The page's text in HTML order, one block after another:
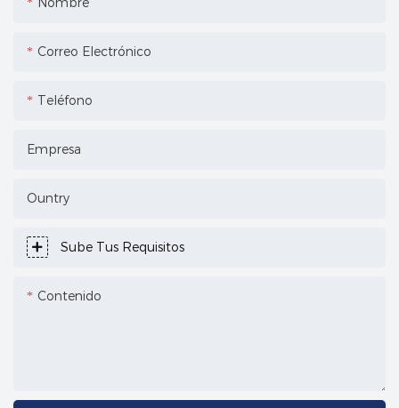
Correo Electrónico
Teléfono
Empresa
Ountry
Sube Tus Requisitos
Contenido